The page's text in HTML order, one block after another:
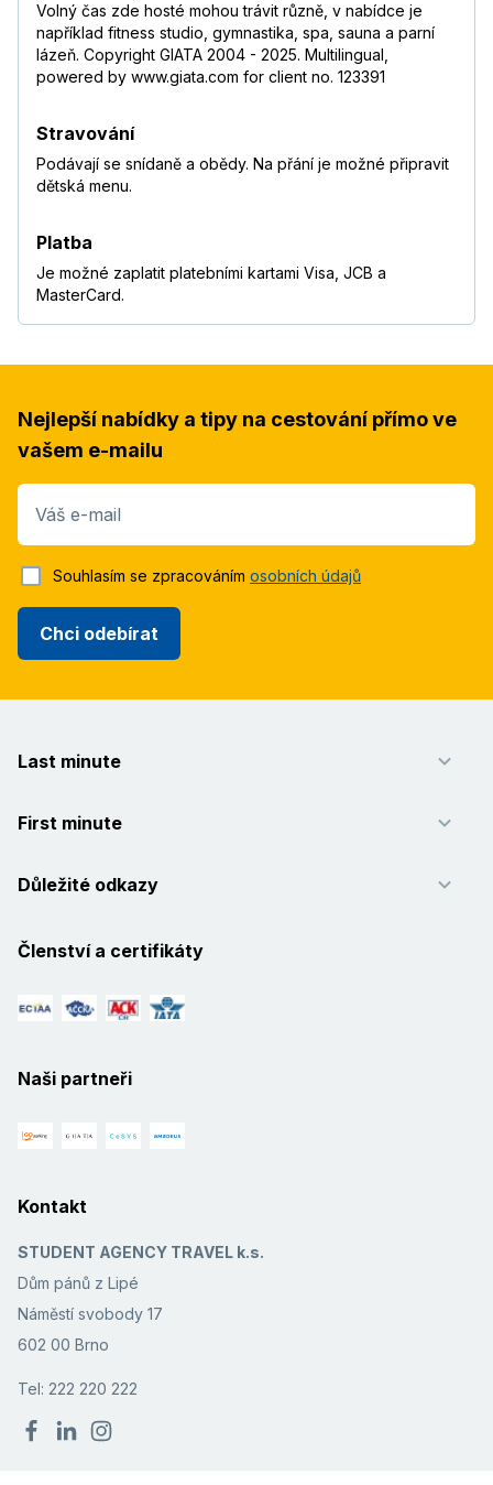
Volný čas zde hosté mohou trávit různě, v nabídce je
například fitness studio, gymnastika, spa, sauna a parní
lázeň. Copyright GIATA 2004 - 2025. Multilingual,
powered by www.giata.com for client no. 123391
Stravování
Podávají se snídaně a obědy. Na přání je možné připravit
dětská menu.
Platba
Je možné zaplatit platebními kartami Visa, JCB a
MasterCard.
Nejlepší nabídky a tipy na cestování přímo ve
vašem e-mailu
Váš e-mail
Chci odebírat
Souhlasím se zpracováním osobních údajů
Last minute
First minute
Důležité odkazy
Členství a certifikáty
Naši partneři
Kontakt
STUDENT AGENCY TRAVEL k.s.
Dům pánů z Lipé
Náměstí svobody 17
602 00 Brno
Tel: 222 220 222